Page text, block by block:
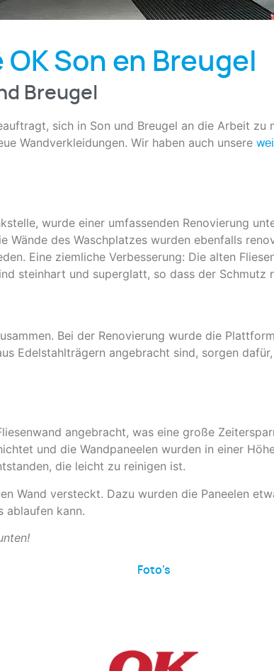
Son en Breugel
Breugel
sich in Son und Breugel an die Arbeit zu
Wandverkleidungen. Wir haben auch unsere
wurde einer umfassenden Renovierung
Wände des Waschplatzes wurden ebenfalls
Eine ziemliche Verbesserung: Die alten
steinhart und superglatt, so dass der
Bei der Renovierung wurde die
Edelstahlträgern angebracht sind, sorgen
angebracht, was eine große
und die Wandpaneelen wurden in einer
die leicht zu reinigen ist.
Wand versteckt. Dazu wurden die Paneelen
ablaufen kann.
Foto's